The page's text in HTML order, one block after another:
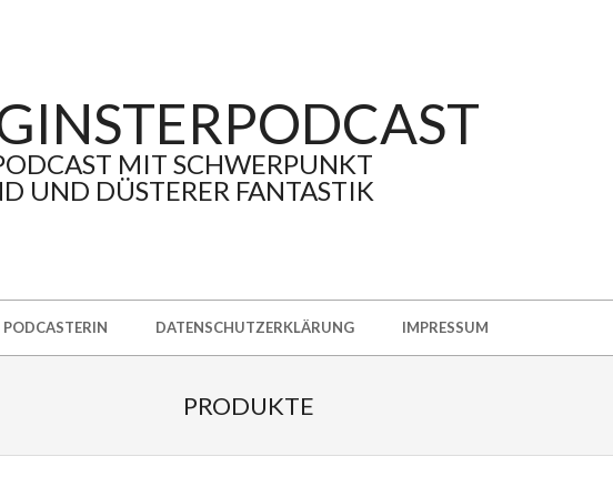
MIT SCHWERPUNKT
UND DÜSTERER FANTASTIK
PODCASTERIN DATENSCHUTZERKLÄRUNG IMPRESSUM
PRODUKTE